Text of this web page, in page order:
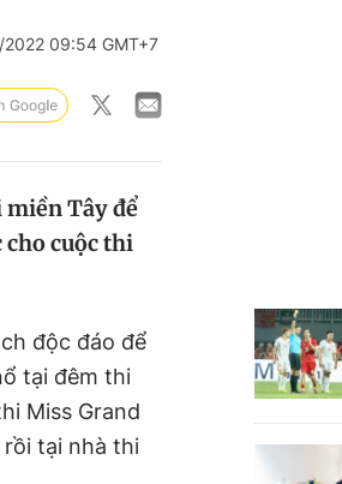
09:54 GMT+7
miền Tây để
cuộc thi
độc đáo để
tại đêm thi
Miss Grand
rồi tại nhà thi